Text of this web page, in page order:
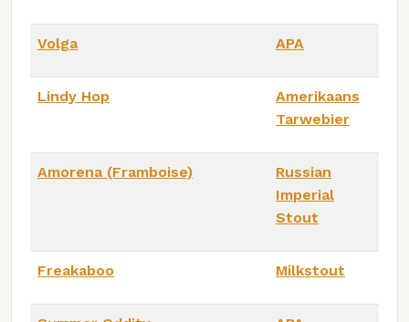
Volga APA
Lindy Hop
Amerikaans
Tarwebier
Amorena (Framboise)
Russian
Imperial
Stout
Freakaboo Milkstout